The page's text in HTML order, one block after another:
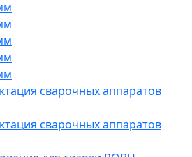
сварочных аппаратов
сварочных аппаратов